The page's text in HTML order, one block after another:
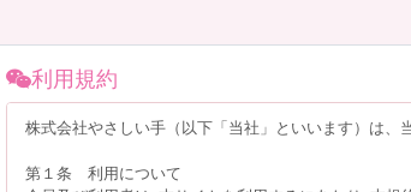
利用規約
株式会社やさしい手（以下「当社」といいます）は、
第１条 利用について